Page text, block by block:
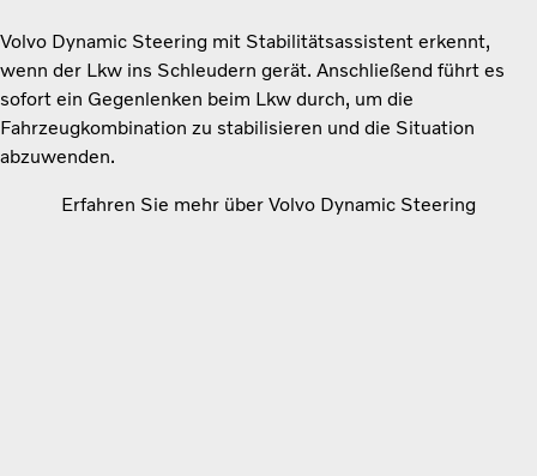
Volvo Dynamic Steering mit Stabilitätsassistent erkennt,
wenn der Lkw ins Schleudern gerät. Anschließend führt es
sofort ein Gegenlenken beim Lkw durch, um die
Fahrzeugkombination zu stabilisieren und die Situation
abzuwenden.
Erfahren Sie mehr über Volvo Dynamic Steering